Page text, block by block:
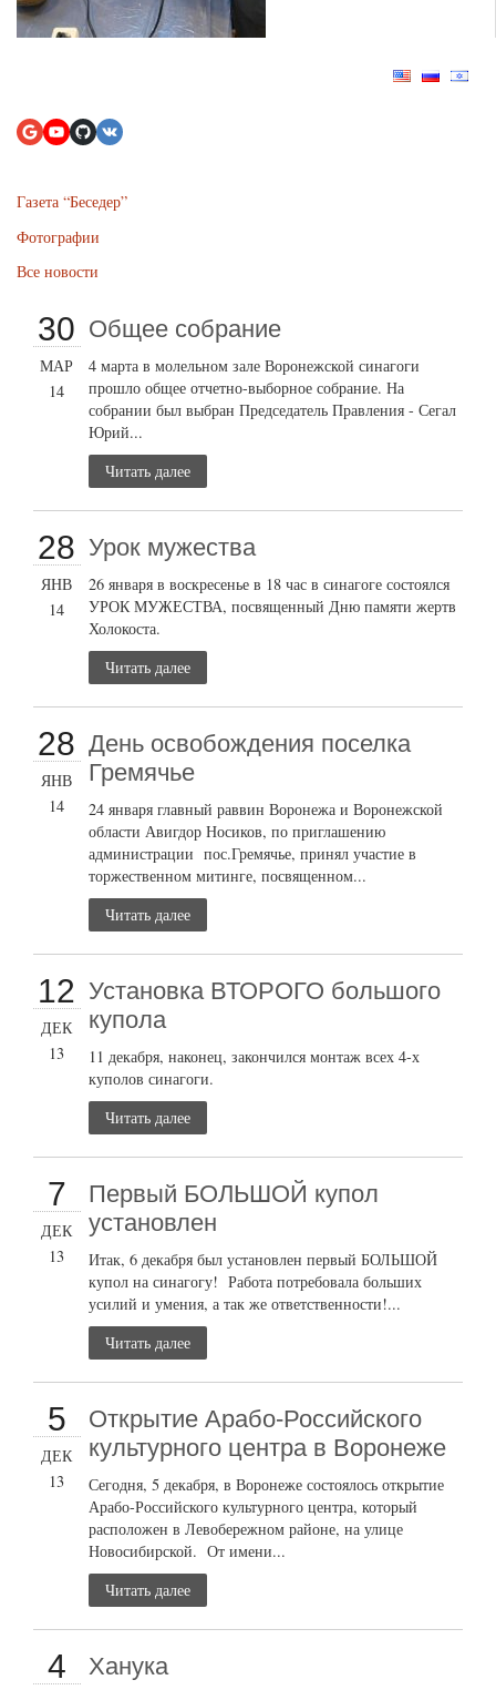
Газета “Беседер”
Фотографии
Все новости
30
МАР
14
Общее собрание
4 марта в молельном зале Воронежской синагоги
прошло общее отчетно-выборное собрание. На
собрании был выбран Председатель Правления - Сегал
Юрий...
Читать далее
28
ЯНВ
14
Урок мужества
26 января в воскресенье в 18 час в синагоге состоялся
УРОК МУЖЕСТВА, посвященный Дню памяти жертв
Холокоста.
Читать далее
28
ЯНВ
14
День освобождения поселка
Гремячье
24 января главный раввин Воронежа и Воронежской
области Авигдор Носиков, по приглашению
администрации пос.Гремячье, принял участие в
торжественном митинге, посвященном...
Читать далее
12
ДЕК
13
Установка ВТОРОГО большого
купола
11 декабря, наконец, закончился монтаж всех 4-х
куполов синагоги.
Читать далее
7
ДЕК
13
Первый БОЛЬШОЙ купол
установлен
Итак, 6 декабря был установлен первый БОЛЬШОЙ
купол на синагогу! Работа потребовала больших
усилий и умения, а так же ответственности!...
Читать далее
5
ДЕК
13
Открытие Арабо-Российского
культурного центра в Воронеже
Сегодня, 5 декабря, в Воронеже состоялось открытие
Арабо-Российского культурного центра, который
расположен в Левобережном районе, на улице
Новосибирской. От имени...
Читать далее
4 Ханука